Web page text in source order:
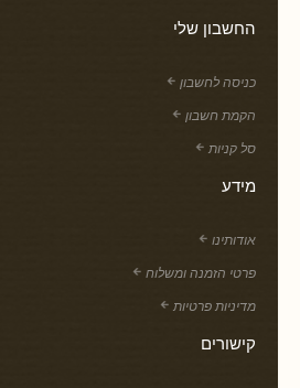
החשבון שלי
כניסה לחשבון
הקמת חשבון
סל קניות
מידע
אודותינו
פרטי הזמנה ומשלוח
מדיניות פרטיות
קישורים